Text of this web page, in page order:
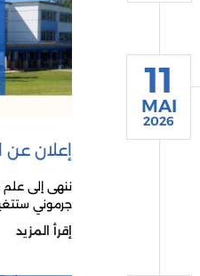
إعلان عن
ننهى إلى علم
جرموني ستتغيب يوم
إقرأ المزيد
11
MAI
2026